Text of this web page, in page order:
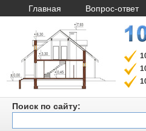
Главная Вопрос-ответ
Поиск по сайту: